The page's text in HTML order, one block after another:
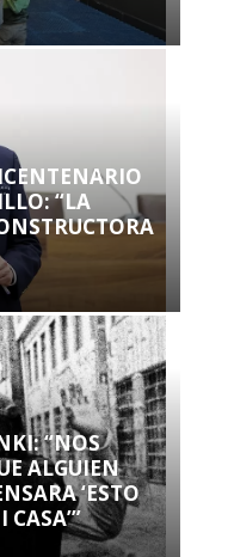
“LA
“NOS
ALGUIEN
‘ESTO